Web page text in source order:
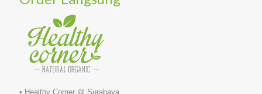
• Healthy Corner @ Surabaya